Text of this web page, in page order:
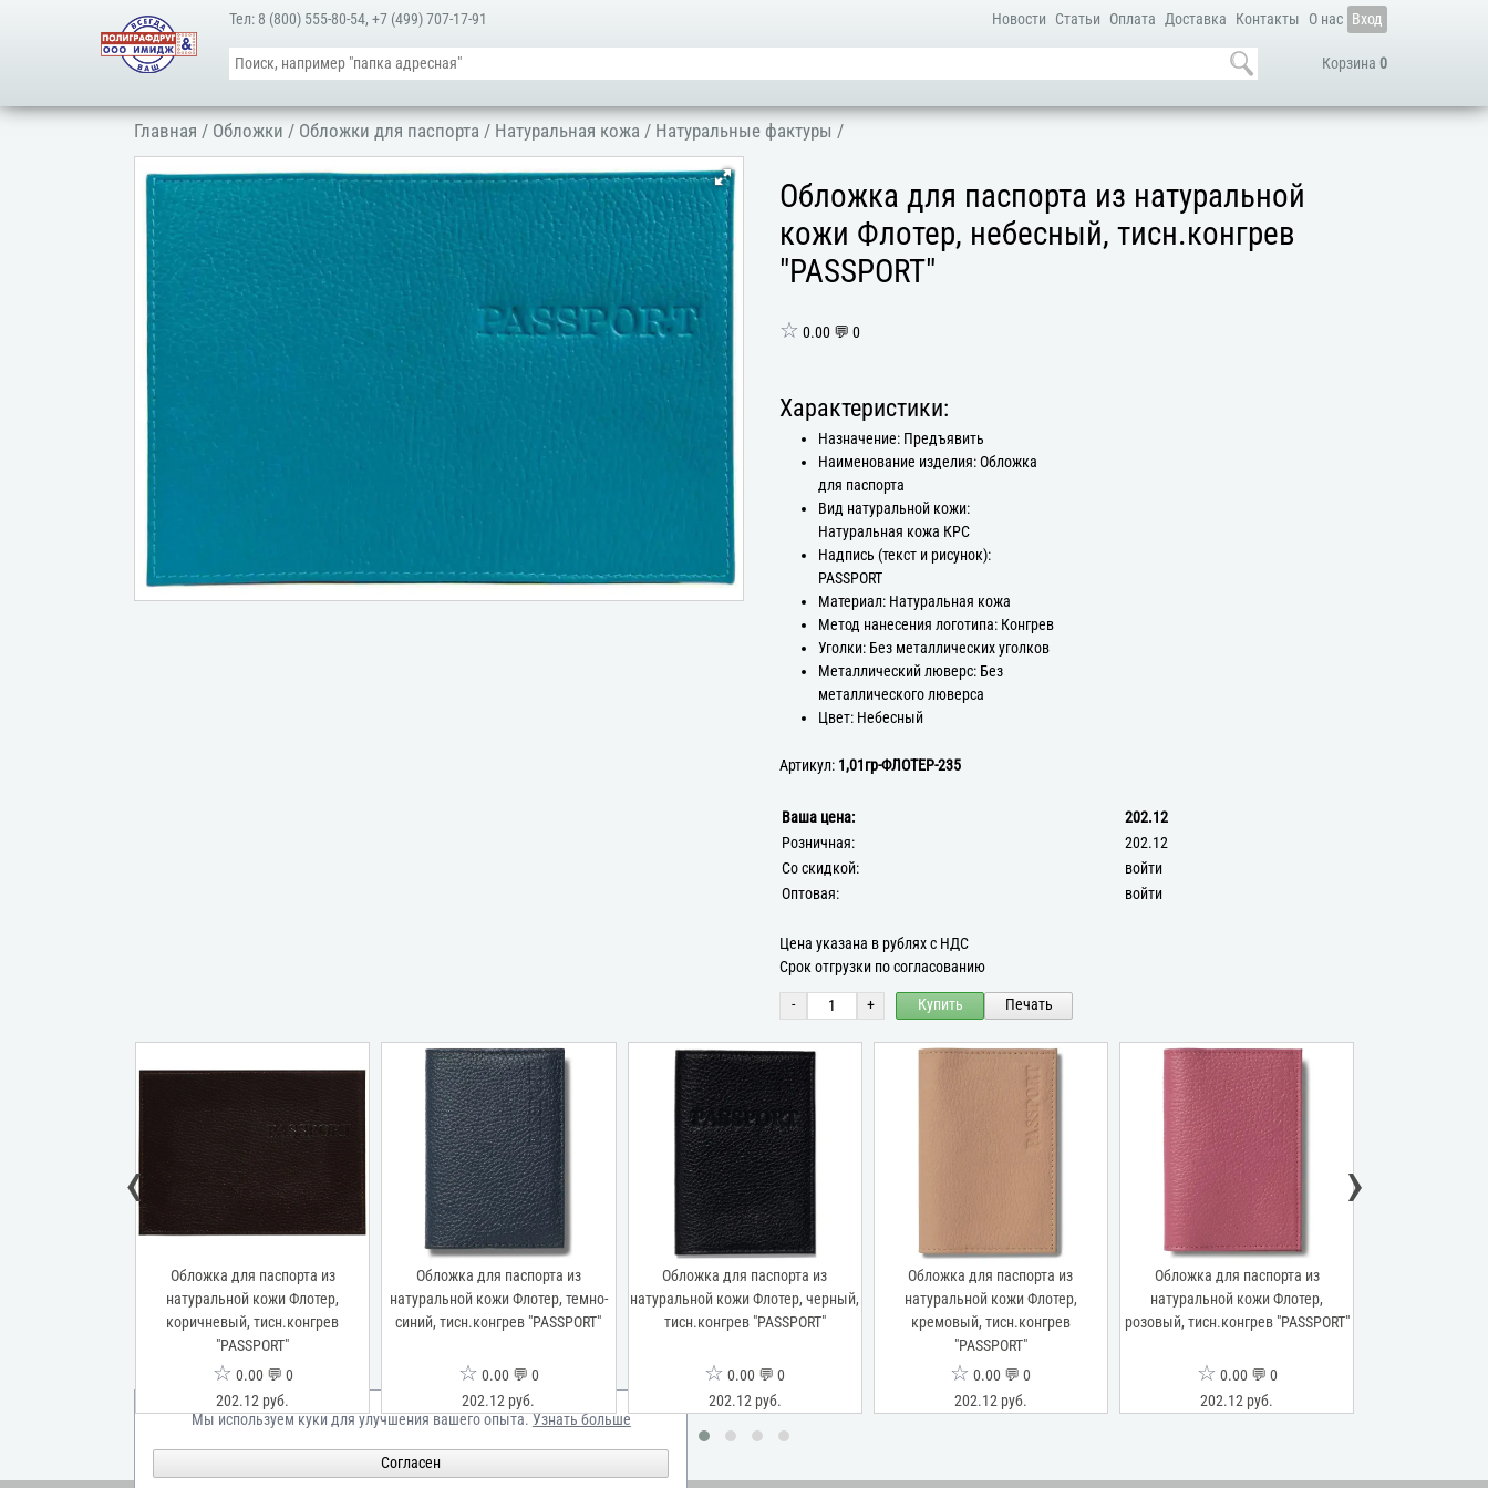
Новости Статьи Оплата Доставка Контакты О нас Вход
Корзина 0
Тел: 8 (800) 555-80-54,+7 (499) 707-17-91
Главная / Обложки / Обложки для паспорта / Натуральная кожа / Натуральные фактуры /
Обложка для паспорта из натуральной
кожи Флотер, небесный, тисн.конгрев
"PASSPORT"
☆ 0.00 💬 0
Характеристики:
Назначение: Предъявить
Наименование изделия: Обложка
для паспорта
Вид натуральной кожи:
Натуральная кожа КРС
Надпись (текст и рисунок):
PASSPORT
Материал: Натуральная кожа
Метод нанесения логотипа: Конгрев
Уголки: Без металлических уголков
Металлический люверс: Без
металлического люверса
Цвет: Небесный
Артикул: 1,01гр-ФЛОТЕР-235
Ваша цена:
202.12
Розничная:
202.12
Со скидкой:
войти
Оптовая:
войти
Цена указана в рублях с НДС
Срок отгрузки по согласованию
- + Купить Печать
Обложка для паспорта из
натуральной кожи Флотер,
коричневый, тисн.конгрев
"PASSPORT"
☆ 0.00 💬 0
202.12 руб.
Обложка для паспорта из
натуральной кожи Флотер, темно-
синий, тисн.конгрев "PASSPORT"
☆ 0.00 💬 0
202.12 руб.
Обложка для паспорта из
натуральной кожи Флотер, черный,
тисн.конгрев "PASSPORT"
☆ 0.00 💬 0
202.12 руб.
Обложка для паспорта из
натуральной кожи Флотер,
кремовый, тисн.конгрев
"PASSPORT"
☆ 0.00 💬 0
202.12 руб.
Обложка для паспорта из
натуральной кожи Флотер,
розовый, тисн.конгрев "PASSPORT"
☆ 0.00 💬 0
202.12 руб.
‹ ›
Мы используем куки для улучшения вашего опыта.Узнать больше
Согласен